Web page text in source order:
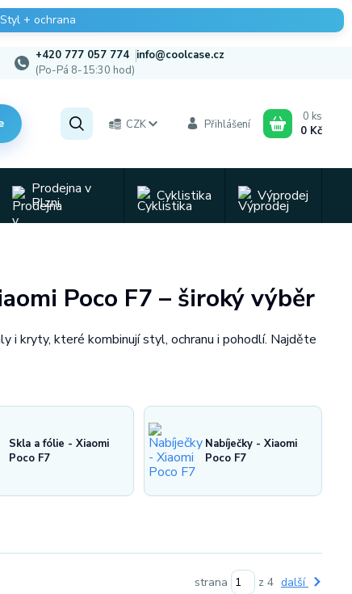
Styl + ochrana
+420 777 057 774 info@coolcase.cz
(Po-Pá 8-15:30 hod)
CZK Přihlášení
0 ks
0 Kč
Prodejna v
Plzni
Cyklistika Výprodej
Poco F7 – široký výběr
i kryty, které kombinují styl, ochranu i pohodlí. Najděte
Skla a fólie - Xiaomi
Poco F7
Nabíječky - Xiaomi
Poco F7
strana z 4 další